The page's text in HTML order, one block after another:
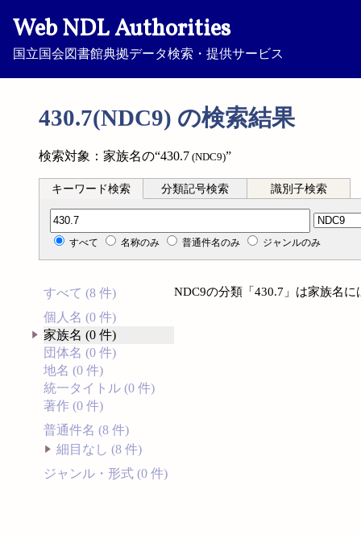
Web NDL Authorities
国立国会図書館典拠データ検索・提供サービス
430.7(NDC9) の検索結果
検索対象：家族名の“430.7 (NDC9)”
キーワード検索 分類記号検索 識別子検索
分類記号検索
すべて 名称のみ 普通件名のみ ジャンルのみ
すべて (8 件)
個人名 (0 件)
家族名 (0 件)
団体名 (0 件)
地名 (0 件)
統一タイトル (0 件)
著作 (0 件)
普通件名 (8 件)
細目なし (8 件)
ジャンル・形式 (0 件)
NDC9の分類「430.7」は家族名